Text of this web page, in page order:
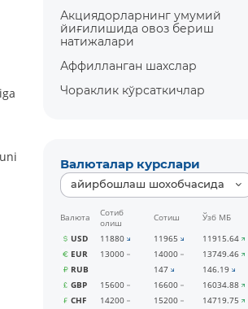
Акциядорларнинг умумий
йиғилишида овоз бериш
натижалари
Аффилланган шахслар
Чораклик кўрсаткичлар
Валюталар курслари
айирбошлаш шохобчасида
Валюта
Сотиб
олиш
Сотиш
Ўзб МБ
USD
11880 11965
11915.64
EUR
13000 14000
13749.46
RUB
147
146.19
GBP
15600 16600
16034.88
CHF
14200 15200
14719.75